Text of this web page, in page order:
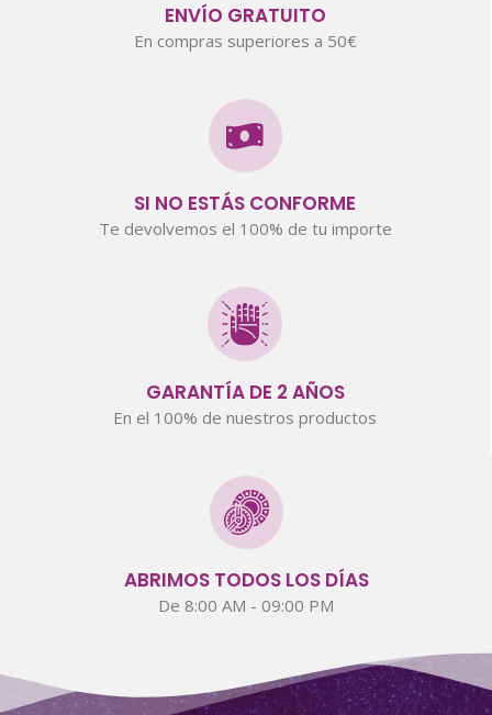
ENVÍO GRATUITO
En compras superiores a 50€
SI NO ESTÁS CONFORME
Te devolvemos el 100% de tu importe
GARANTÍA DE 2 AÑOS
En el 100% de nuestros productos
ABRIMOS TODOS LOS DÍAS
De 8:00 AM - 09:00 PM